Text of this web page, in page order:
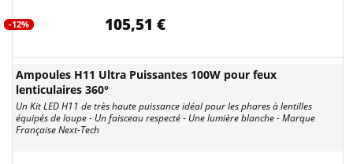
-12% 105,51 €
Ampoules H11 Ultra Puissantes 100W pour feux
lenticulaires 360°
Un Kit LED H11 de très haute puissance idéal pour les phares à lentilles
équipés de loupe - Un faisceau respecté - Une lumière blanche - Marque
Française Next-Tech